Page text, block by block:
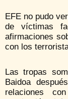
EFE no pudo
de víctimas
afirmaciones
con los
Las tropas
Baidoa
relaciones